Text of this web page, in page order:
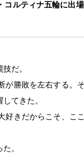
コルティナ五輪に出
だ。
が勝敗を左右する。
てきた。
きだからこそ、こ
。